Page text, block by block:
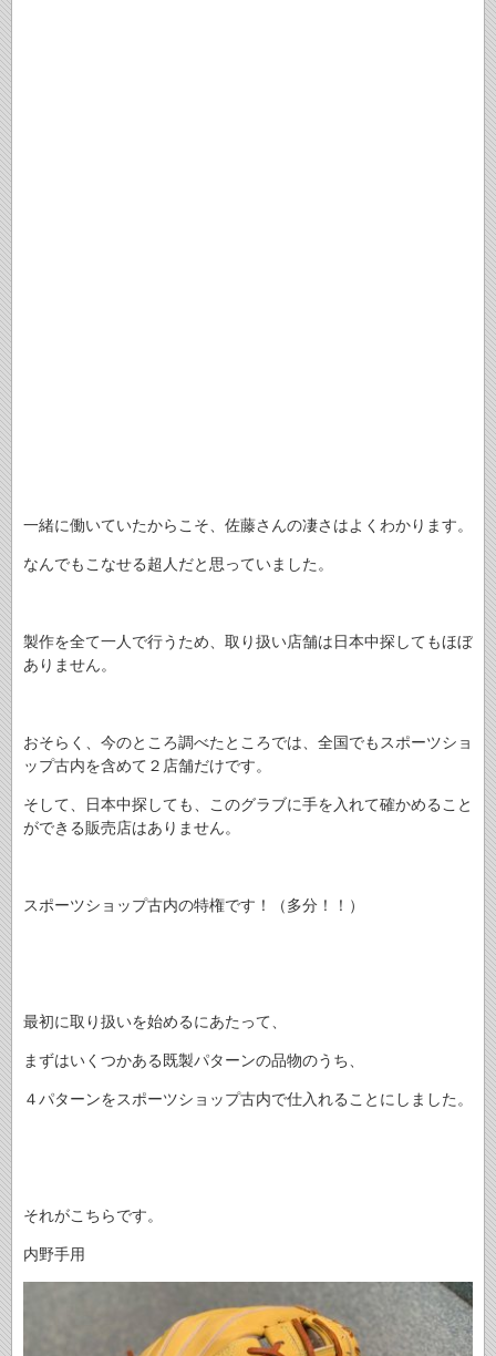
一緒に働いていたからこそ、佐藤さんの凄さはよくわかります。
なんでもこなせる超人だと思っていました。
製作を全て一人で行うため、取り扱い店舗は日本中探してもほぼ
ありません。
おそらく、今のところ調べたところでは、全国でもスポーツショ
ップ古内を含めて２店舗だけです。
そして、日本中探しても、このグラブに手を入れて確かめること
ができる販売店はありません。
スポーツショップ古内の特権です！（多分！！）
最初に取り扱いを始めるにあたって、
まずはいくつかある既製パターンの品物のうち、
４パターンをスポーツショップ古内で仕入れることにしました。
それがこちらです。
内野手用